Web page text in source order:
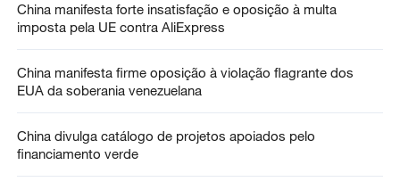
China manifesta forte insatisfação e oposição à multa
imposta pela UE contra AliExpress
China manifesta firme oposição à violação flagrante dos
EUA da soberania venezuelana
China divulga catálogo de projetos apoiados pelo
financiamento verde